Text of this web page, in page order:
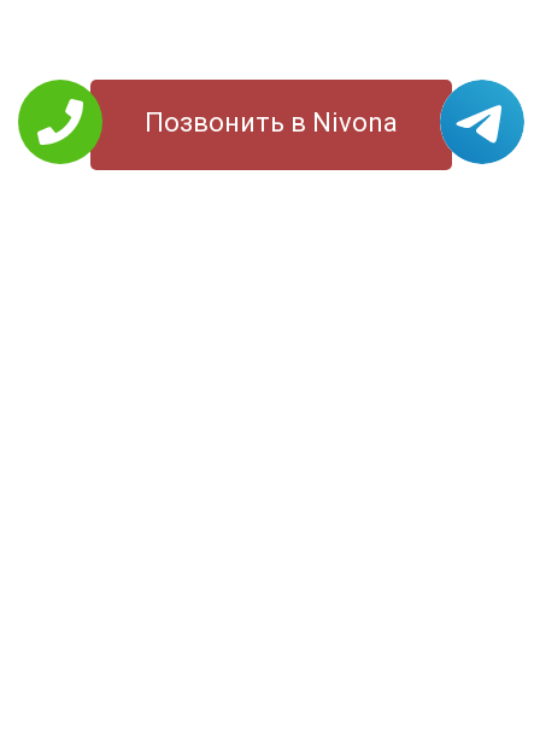
Позвонить в Nivona